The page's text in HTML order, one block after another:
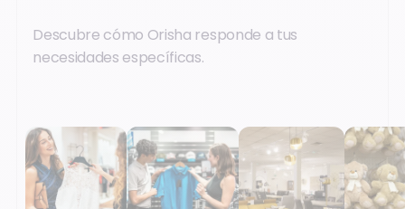
Descubre cómo Orisha responde a tus
necesidades específicas.